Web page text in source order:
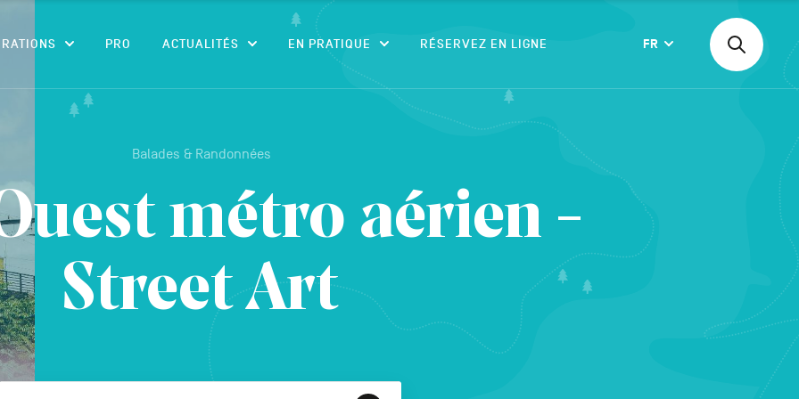
PRO ACTUALITÉS EN PRATIQUE RÉSERVEZ EN LIGNE FR
une
VALIDER
Balades & Randonnées
métro aérien -
Street Art